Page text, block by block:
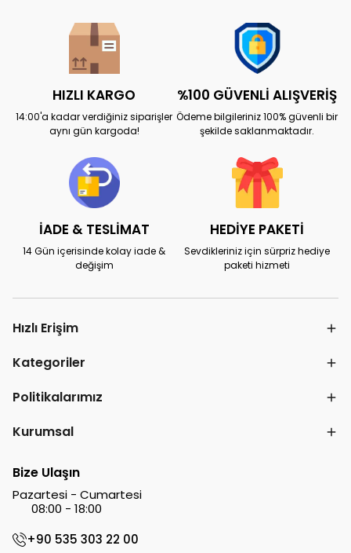
HIZLI KARGO
14:00'a kadar verdiğiniz siparişler
aynı gün kargoda!
%100 GÜVENLİ ALIŞVERİŞ
Ödeme bilgileriniz 100% güvenli bir
şekilde saklanmaktadır.
İADE & TESLİMAT
14 Gün içerisinde kolay iade &
değişim
HEDİYE PAKETİ
Sevdikleriniz için sürpriz hediye
paketi hizmeti
Hızlı Erişim
Kategoriler
Politikalarımız
Kurumsal
Bize Ulaşın
Pazartesi - Cumartesi
08:00 - 18:00
+90 535 303 22 00